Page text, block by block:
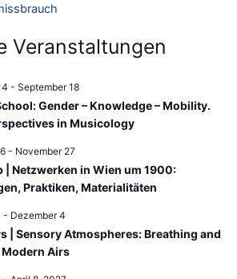
Veranstaltungen
- September 18
Gender – Knowledge – Mobility.
in Musicology
- November 27
| Netzwerken in Wien um 1900:
Praktiken, Materialitäten
- Dezember 4
| Sensory Atmospheres: Breathing and
Airs